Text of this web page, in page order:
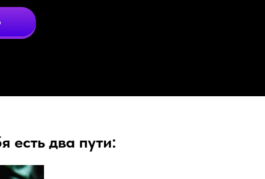
есть два пути: